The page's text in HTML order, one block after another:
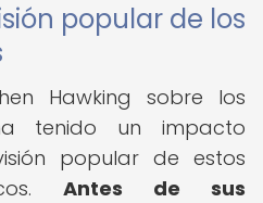
popular de los
Hawking sobre los
tenido un impacto
popular de estos
Antes de sus